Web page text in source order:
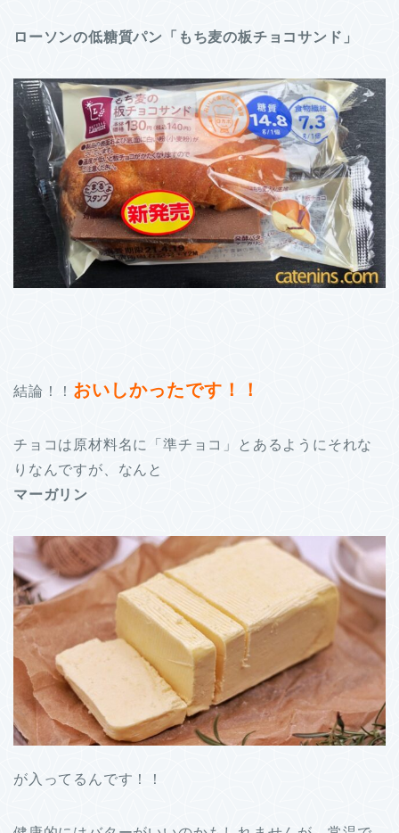
ローソンの低糖質パン「もち麦の板チョコサンド」
結論！！ おいしかったです！！
チョコは原材料名に「準チョコ」とあるようにそれな
りなんですが、なんと
マーガリン
が入ってるんです！！